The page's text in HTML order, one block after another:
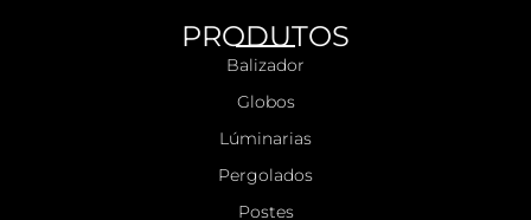
PRODUTOS
Balizador
Globos
Lúminarias
Pergolados
Postes